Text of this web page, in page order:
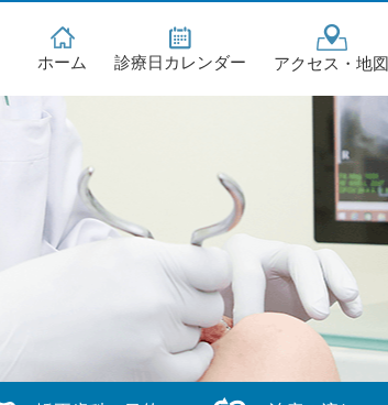
ホーム 診療日カレンダー アクセス・地図